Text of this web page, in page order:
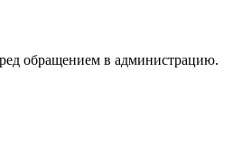
обращением в администрацию.